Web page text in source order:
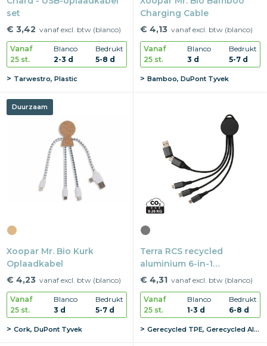
set
€ 3,42 vanaf excl. btw (blanco)
Vanaf
25 st.
Blanco
2-3 d
Bedrukt
5-8 d
Tarwestro, Plastic
Charging Cable
€ 4,13 vanaf excl. btw (blanco)
Vanaf
25 st.
Blanco
3 d
Bedrukt
5-7 d
Bamboo, DuPont Tyvek
Duurzaam
Xoopar Mr. Bio Kurk
Oplaadkabel
€ 4,23 vanaf excl. btw (blanco)
Vanaf
25 st.
Blanco
3 d
Bedrukt
5-7 d
Cork, DuPont Tyvek
Terra RCS recycled
aluminium 6-in-1
oplaadkabel
€ 4,31 vanaf excl. btw (blanco)
Vanaf
25 st.
Blanco
1-3 d
Bedrukt
6-8 d
Gerecycled TPE, Gerecycled Aluminium